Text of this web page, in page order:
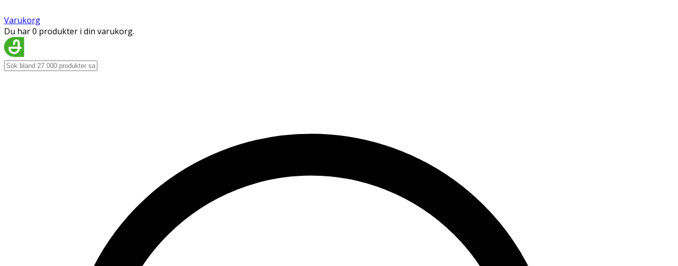
Varukorg
Du har 0 produkter i din varukorg.